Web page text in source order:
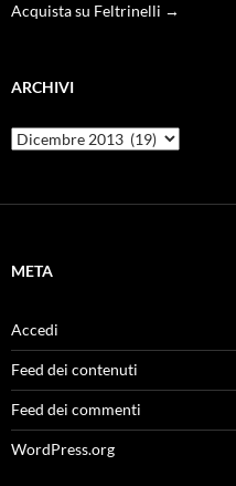
Acquista su Feltrinelli →
ARCHIVI
Archivi
META
Accedi
Feed dei contenuti
Feed dei commenti
WordPress.org